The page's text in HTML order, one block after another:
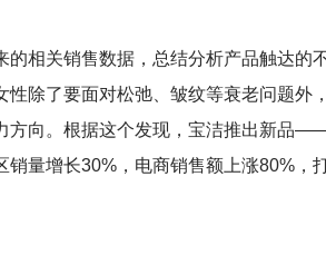
的相关销售数据，总结分析产品触达的
除了要面对松弛、皱纹等衰老问题外
方向。根据这个发现，宝洁推出新品
量增长30%，电商销售额上涨80%，